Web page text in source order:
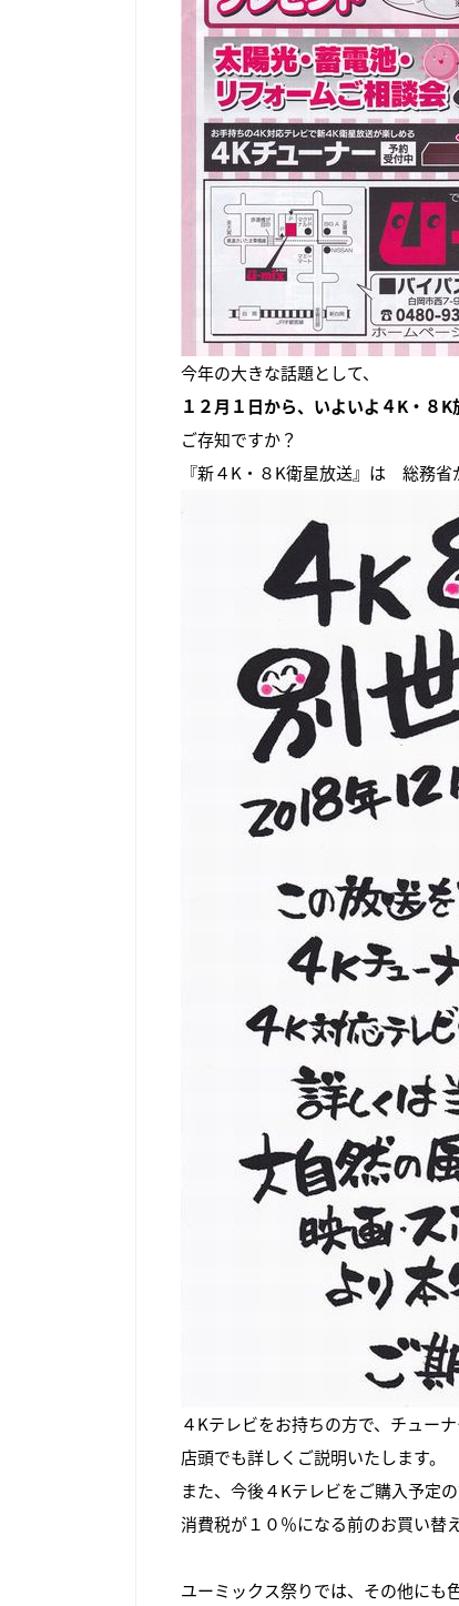
今年の大きな話題として、
１２月１日から、いよいよ４K・８K
ご存知ですか？
『新４K・８K衛星放送』は 総務省
４Kテレビをお持ちの方で、チュー
店頭でも詳しくご説明いたします。
また、今後４Kテレビをご購入予定の
消費税が１０％になる前のお買い替
ユーミックス祭りでは、その他にも